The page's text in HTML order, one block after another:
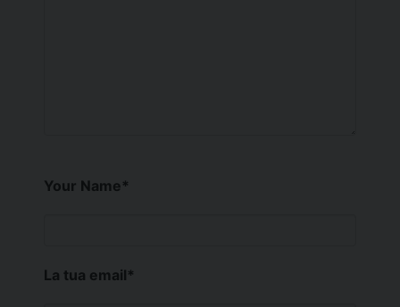
Your Name*
La tua email*